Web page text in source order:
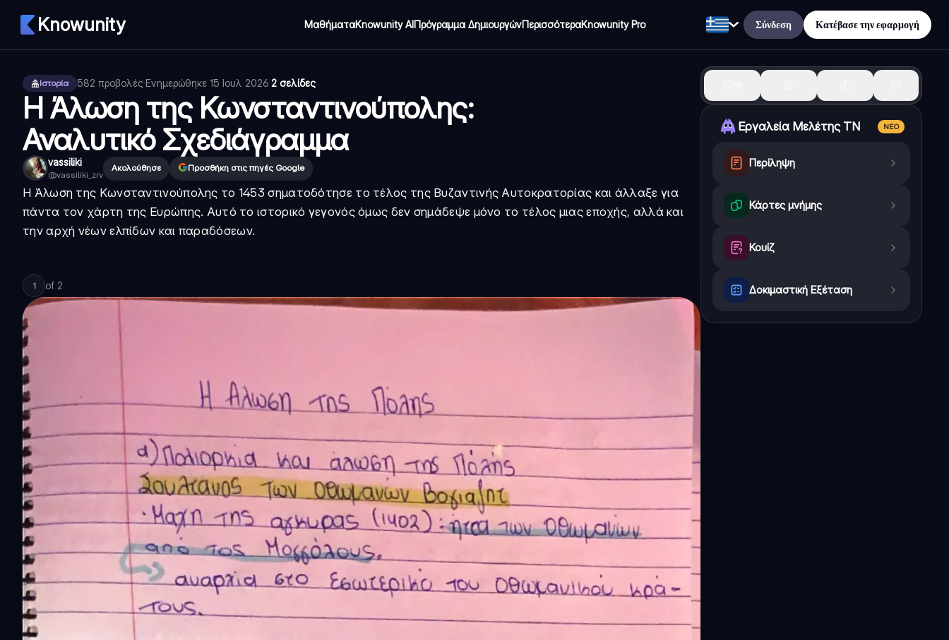
Knowunity ΜαθήματαKnowunity AIΠρόγραμμα ΔημιουργώνΠερισσότεραKnowunity Pro Σύνδεση Κατέβασε την εφαρμογή
Ιστορία 582 προβολές·Ενημερώθηκε 15 Ιουλ 2026·2 σελίδες
Η Άλωση της Κωνσταντινούπολης:
Αναλυτικό Σχεδιάγραμμα
vassiliki
@vassiliki_zrv
Ακολούθησε Προσθήκη στις πηγές Google
Η Άλωση της Κωνσταντινούπολης το 1453 σηματοδότησε το τέλος της Βυζαντινής Αυτοκρατορίας και άλλαξε για
πάντα τον χάρτη της Ευρώπης. Αυτό το ιστορικό γεγονός όμως δεν σημάδεψε μόνο το τέλος μιας εποχής, αλλά και
την αρχή νέων ελπίδων και παραδόσεων.
1 of 2
Εργαλεία Μελέτης ΤΝ ΝΈΟ
Περίληψη
Κάρτες μνήμης
Κουίζ
Δοκιμαστική Εξέταση